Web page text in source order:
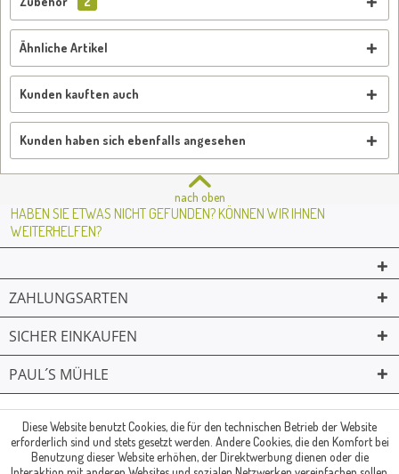
Ähnliche Artikel
Kunden kauften auch
Kunden haben sich ebenfalls angesehen
nach oben
HABEN SIE ETWAS NICHT GEFUNDEN? KÖNNEN WIR IHNEN
WEITERHELFEN?
ZAHLUNGSARTEN
SICHER EINKAUFEN
PAUL´S MÜHLE
© Paul's Mühle | Inhaber: Christof Paul e.K. | Westring 2 | 45659
Recklinghausen
Fax: 02361 -28831 | E-Mail: info@pauls-muehle.de
Diese Website benutzt Cookies, die für den technischen Betrieb der Website
erforderlich sind und stets gesetzt werden. Andere Cookies, die den Komfort bei
Benutzung dieser Website erhöhen, der Direktwerbung dienen oder die